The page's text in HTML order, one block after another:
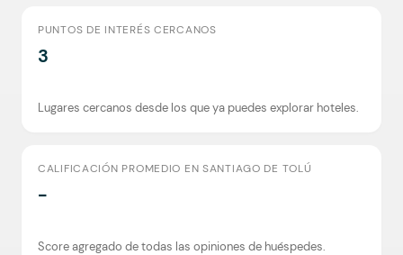
PUNTOS DE INTERÉS CERCANOS
3
Lugares cercanos desde los que ya puedes explorar hoteles.
CALIFICACIÓN PROMEDIO EN SANTIAGO DE TOLÚ
-
Score agregado de todas las opiniones de huéspedes.